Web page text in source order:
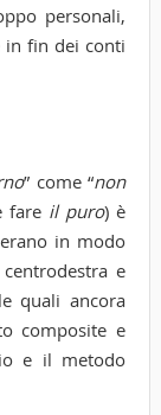
personali,
in fin dei conti
” come “non
fareil puro) è
in modo
e
quali ancora
composite e
e il metodo